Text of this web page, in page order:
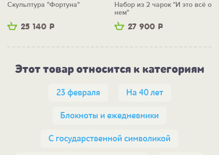
25 140 Р
Скульптура "Фортуна"
27 900 Р
Набор из 2 чарок "И это всё о
нем"
Этот товар относится к категориям
23 февраля На 40 лет
Блокноты и ежедневники
С государственной символикой